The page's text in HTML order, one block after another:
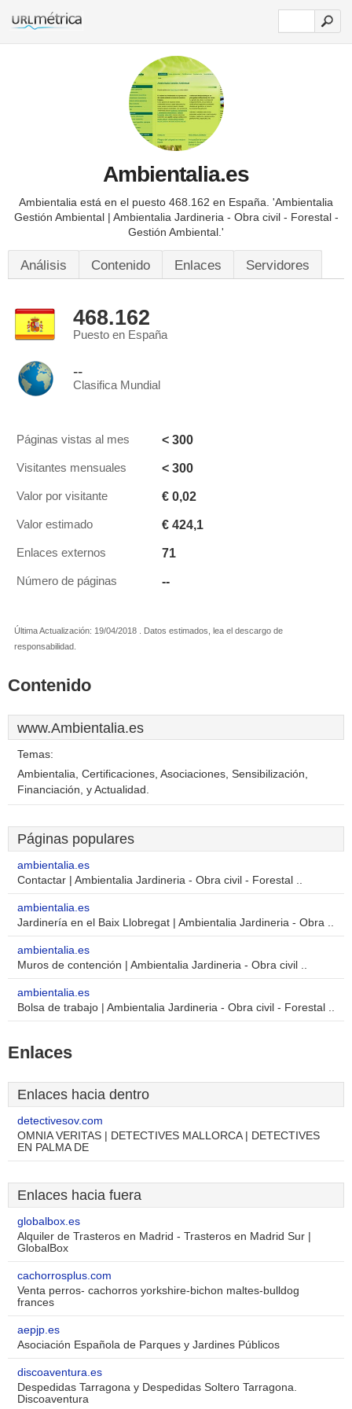
Ambientalia.es
Ambientalia está en el puesto 468.162 en España. 'Ambientalia
Gestión Ambiental | Ambientalia Jardineria - Obra civil - Forestal -
Gestión Ambiental.'
Análisis Contenido Enlaces Servidores
468.162
Puesto en España
--
Clasifica Mundial
Páginas vistas al mes < 300
Visitantes mensuales < 300
Valor por visitante € 0,02
Valor estimado € 424,1
Enlaces externos 71
Número de páginas --
Última Actualización: 19/04/2018 . Datos estimados, lea el descargo de
responsabilidad.
Contenido
www.Ambientalia.es
Temas:
Ambientalia, Certificaciones, Asociaciones, Sensibilización,
Financiación, y Actualidad.
Páginas populares
ambientalia.es
Contactar | Ambientalia Jardineria - Obra civil - Forestal ..
ambientalia.es
Jardinería en el Baix Llobregat | Ambientalia Jardineria - Obra ..
ambientalia.es
Muros de contención | Ambientalia Jardineria - Obra civil ..
ambientalia.es
Bolsa de trabajo | Ambientalia Jardineria - Obra civil - Forestal ..
Enlaces
Enlaces hacia dentro
detectivesov.com
OMNIA VERITAS | DETECTIVES MALLORCA | DETECTIVES
EN PALMA DE
Enlaces hacia fuera
globalbox.es
Alquiler de Trasteros en Madrid - Trasteros en Madrid Sur |
GlobalBox
cachorrosplus.com
Venta perros- cachorros yorkshire-bichon maltes-bulldog
frances
aepjp.es
Asociación Española de Parques y Jardines Públicos
discoaventura.es
Despedidas Tarragona y Despedidas Soltero Tarragona.
Discoaventura